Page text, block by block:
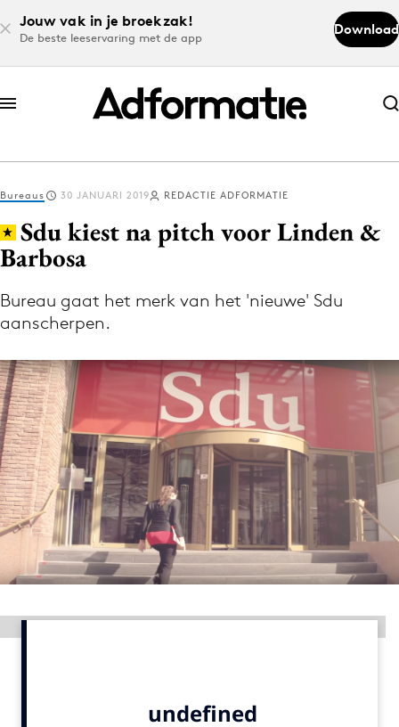
Jouw vak in je broekzak!
De beste leeservaring met de app
Download
Abonneer nu
Abonneer nu
Log in
Volg het laatste nieuws via de Adformatie
Menu
Home
9 sept: GenAI-training
12 nov: MarketingLive!
Adverteren
Events
Opleidingen
Bureaus 30 JANUARI 2019 REDACTIE ADFORMATIE
Sdu kiest na pitch voor Linden &
Barbosa
Bureau gaat het merk van het 'nieuwe' Sdu
aanscherpen.